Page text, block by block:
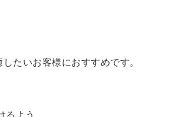
たいお客様におすすめです。
るよう